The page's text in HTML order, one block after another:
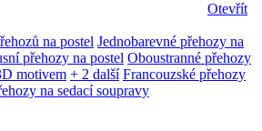
Otevřít
na postel Jednobarevné přehozy na
přehozy na postel Oboustranné přehozy
motivem + 2 další Francouzské přehozy
na sedací soupravy